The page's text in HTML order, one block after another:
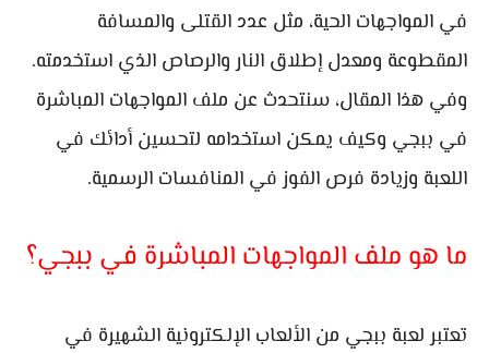
في المواجهات الحية، مثل عدد القتلى والمسافة
المقطوعة ومعدل إطلاق النار والرصاص الذي استخدمته.
وفي هذا المقال، سنتحدث عن ملف المواجهات المباشرة
في ببجي وكيف يمكن استخدامه لتحسين أدائك في
اللعبة وزيادة فرص الفوز في المنافسات الرسمية.
ما هو ملف المواجهات المباشرة في ببجي؟
تعتبر لعبة ببجي من الألعاب الإلكترونية الشهيرة في